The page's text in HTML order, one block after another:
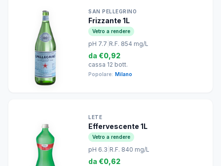
SAN PELLEGRINO
Frizzante 1L
Vetro a rendere
pH 7.7 R.F. 854 mg/L
da €0,92
cassa 12 bott.
Popolare: Milano
LETE
Effervescente 1L
Vetro a rendere
pH 6.3 R.F. 840 mg/L
da €0,62